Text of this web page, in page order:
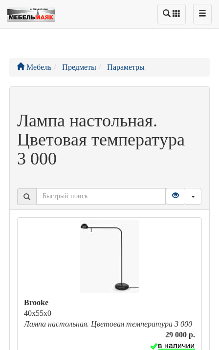
Мебель Предметы Параметры
Лампа настольная.
Цветовая температура
3 000
Brooke
40х55х0
Лампа настольная. Цветовая температура 3 000
29 000 р.